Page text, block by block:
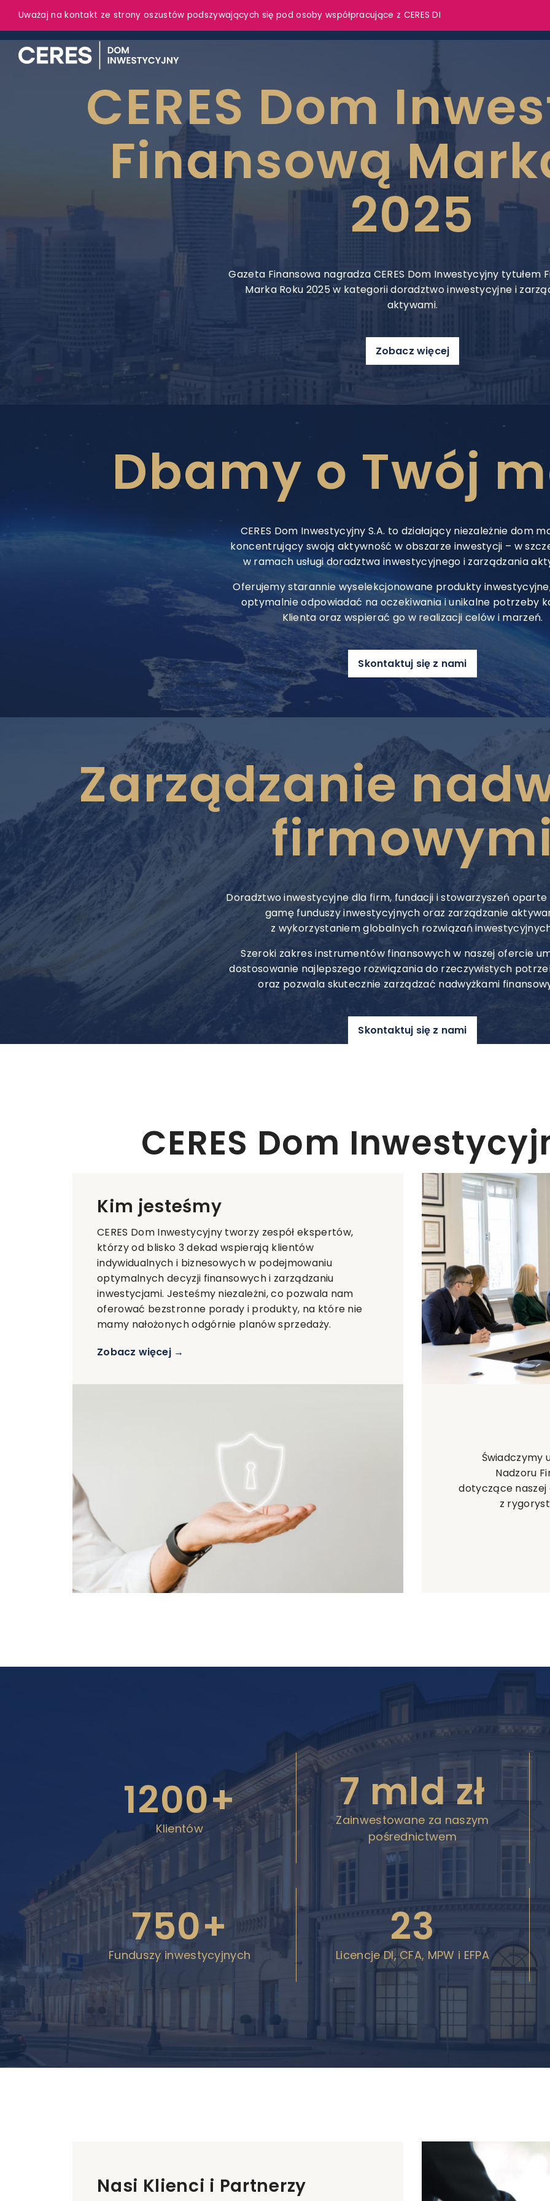
Uważaj na kontakt ze strony oszustów podszywających się pod osoby współpracujące z CERES DI
CERES Dom
Finansową
2025
Gazeta Finansowa nagradza CERES Dom Inwestycyjny tytułem
Marka Roku 2025 w kategorii doradztwo inwestycyjne i
aktywami.
Zobacz więcej
Dbamy o Twój
CERES Dom Inwestycyjny S.A. to działający niezależnie dom
koncentrujący swoją aktywność w obszarze inwestycji – w
w ramach usługi doradztwa inwestycyjnego i zarządzania
Oferujemy starannie wyselekcjonowane produkty
optymalnie odpowiadać na oczekiwania i unikalne potrzeby
Klienta oraz wspierać go w realizacji celów i marzeń.
Skontaktuj się z nami
Zarządzanie
Doradztwo inwestycyjne dla firm, fundacji i stowarzyszeń
gamę funduszy inwestycyjnych oraz zarządzanie
z wykorzystaniem globalnych rozwiązań
Szeroki zakres instrumentów finansowych w naszej ofercie
dostosowanie najlepszego rozwiązania do rzeczywistych
oraz pozwala skutecznie zarządzać nadwyżkami
Skontaktuj się z nami
CERES Dom
Kim jesteśmy
CERES Dom Inwestycyjny tworzy zespół ekspertów,
którzy od blisko 3 dekad wspierają klientów
indywidualnych i biznesowych w podejmowaniu
optymalnych decyzji finansowych i zarządzaniu
inwestycjami. Jesteśmy niezależni, co pozwala nam
oferować bezstronne porady i produkty, na które nie
mamy nałożonych odgórnie planów sprzedaży.
Zobacz więcej →
Świadczymy
Nadzoru
dotyczące naszej
z
1200+
Klientów
7 mld zł
Zainwestowane za naszym
pośrednictwem
750+
Funduszy inwestycyjnych
23
Licencje DI, CFA, MPW i EFPA
Nasi Klienci i Partnerzy